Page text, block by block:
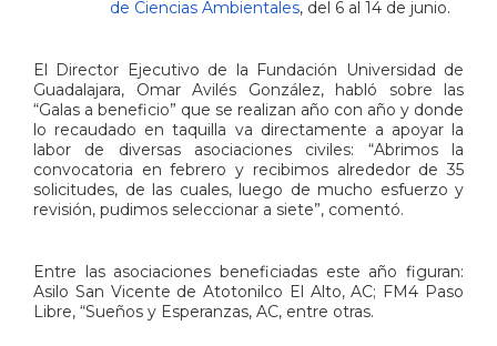
de Ciencias Ambientales, del 6 al 14 de junio.
El Director Ejecutivo de la Fundación Universidad de
Guadalajara, Omar Avilés González, habló sobre las
“Galas a beneficio” que se realizan año con año y donde
lo recaudado en taquilla va directamente a apoyar la
labor de diversas asociaciones civiles: “Abrimos la
convocatoria en febrero y recibimos alrededor de 35
solicitudes, de las cuales, luego de mucho esfuerzo y
revisión, pudimos seleccionar a siete”, comentó.
Entre las asociaciones beneficiadas este año figuran:
Asilo San Vicente de Atotonilco El Alto, AC; FM4 Paso
Libre, “Sueños y Esperanzas, AC, entre otras.